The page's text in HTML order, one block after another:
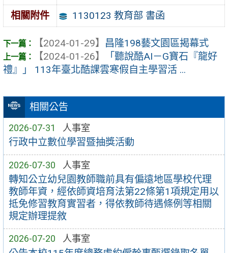
相關公告
2026-07-31 人事室
行政中立數位學習暨抽獎活動
2026-07-30 人事室
轉知公立幼兒園教師職前具有偏遠地區學校代理
教師年資，經依師資培育法第22條第1項規定用以
抵免修習教育實習者，得依教師待遇條例等相關
規定辦理提敘
2026-07-20 人事室
相關附件 1130123 教育部 書函
【2024-01-29】 昌隆198藝文園區揭幕式
【2024-01-26】
「聽說酷AI－G寶石『龍好
禮』」 113年臺北酷課雲寒假自主學習活 ...